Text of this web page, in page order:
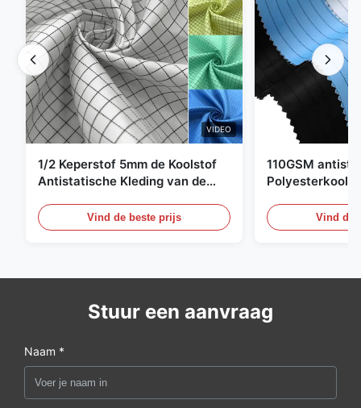
VIDEO
1/2 Keperstof 5mm de Koolstof
Antistatische Kleding van de
Vind de beste prijs
110GSM
Vind de
Stuur een aanvraag
Naam *